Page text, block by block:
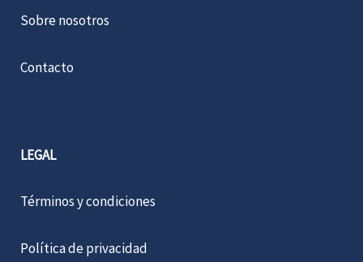
Sobre nosotros
Contacto
LEGAL
Términos y condiciones
Política de privacidad